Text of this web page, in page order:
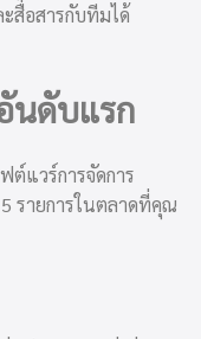
สื่อสารกับทีมได้
นดับแรก
แวร์การจัดการ
รายการในตลาดที่คุณ